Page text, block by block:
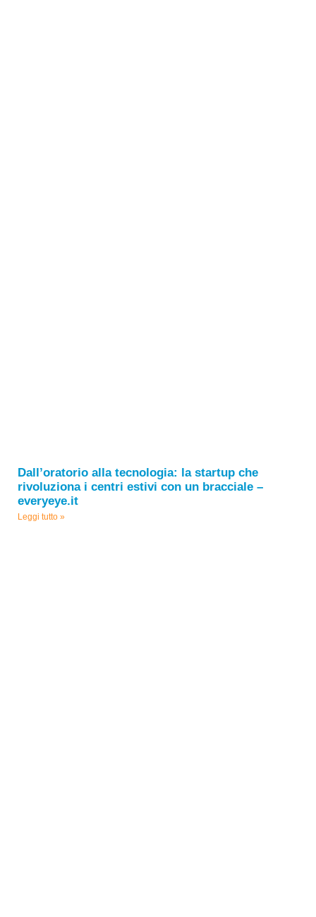
Dall’oratorio alla tecnologia: la startup che
rivoluziona i centri estivi con un bracciale –
everyeye.it
Leggi tutto »